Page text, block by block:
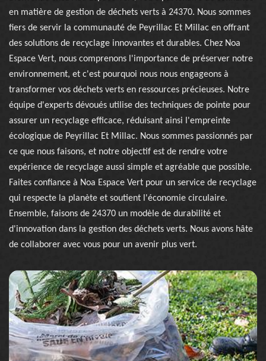
en matière de gestion de déchets verts à 24370. Nous sommes
fiers de servir la communauté de Peyrillac Et Millac en offrant
des solutions de recyclage innovantes et durables. Chez Noa
Espace Vert, nous comprenons l'importance de préserver notre
environnement, et c'est pourquoi nous nous engageons à
transformer vos déchets verts en ressources précieuses. Notre
équipe d'experts dévoués utilise des techniques de pointe pour
assurer un recyclage efficace, réduisant ainsi l'empreinte
écologique de Peyrillac Et Millac. Nous sommes passionnés par
ce que nous faisons, et notre objectif est de rendre votre
expérience de recyclage aussi simple et agréable que possible.
Faites confiance à Noa Espace Vert pour un service de recyclage
qui respecte la planète et soutient l'économie circulaire.
Ensemble, faisons de 24370 un modèle de durabilité et
d'innovation dans la gestion des déchets verts. Nous avons hâte
de collaborer avec vous pour un avenir plus vert.